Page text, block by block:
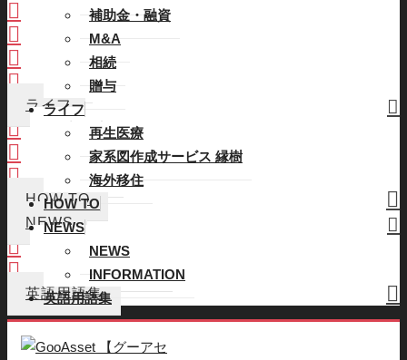
補助金・融資
M&A
相続
贈与
ライフ
再生医療
家系図作成サービス 縁樹
海外移住
HOW TO
NEWS
NEWS
INFORMATION
英語用語集
補助金・融資
M&A
相続
贈与
ライフ
再生医療
家系図作成サービス 縁樹
海外移住
HOW TO
NEWS
NEWS
INFORMATION
英語用語集